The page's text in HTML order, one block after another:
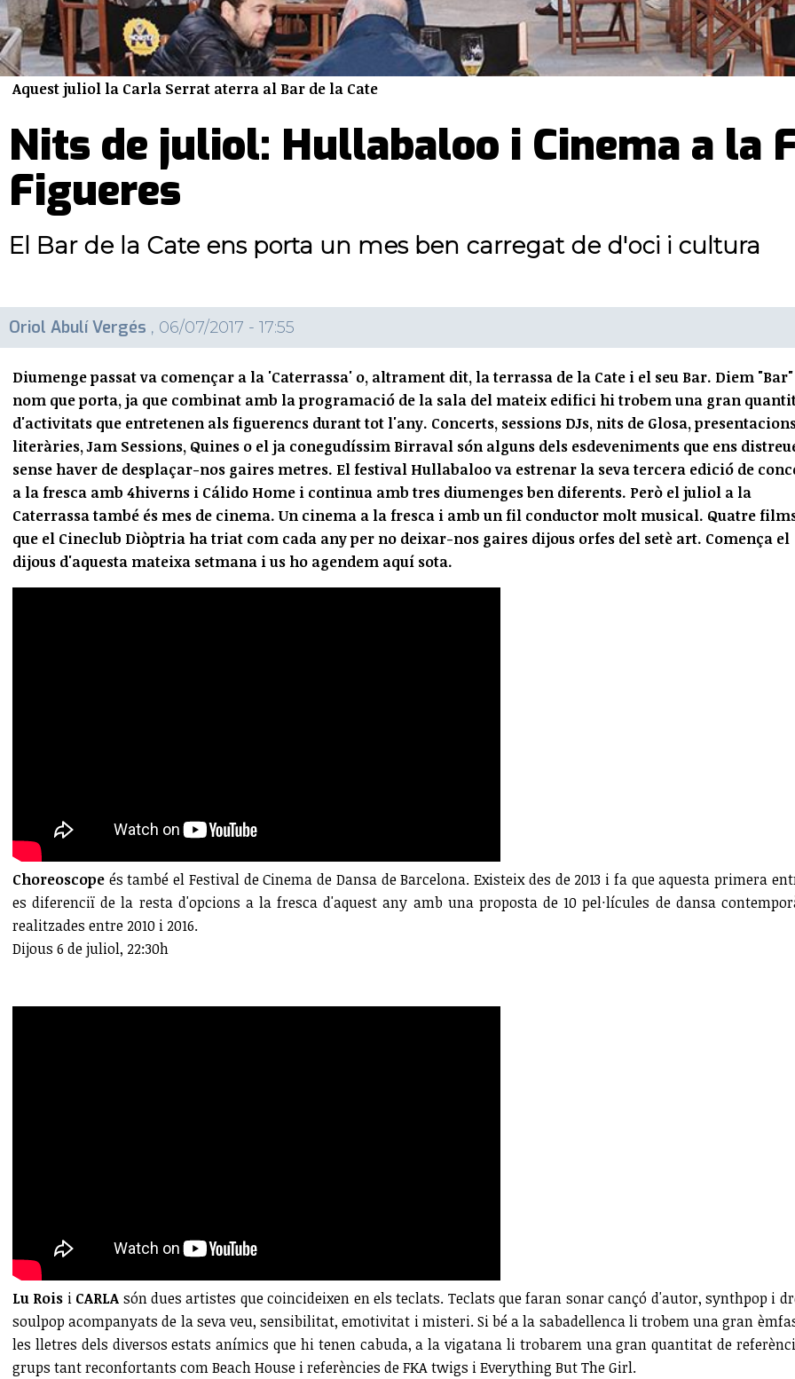
Aquest juliol la Carla Serrat aterra al Bar de la Cate
Nits de juliol: Hullabaloo i Cinema a la
Figueres
El Bar de la Cate ens porta un mes ben carregat de d'oci i cultura
Oriol Abulí Vergés , 06/07/2017 - 17:55
Diumenge passat va començar a la 'Caterrassa' o, altrament dit, la terrassa de la Cate i el seu Bar. Diem
nom que porta, ja que combinat amb la programació de la sala del mateix edifici hi trobem una gran
d'activitats que entretenen als figuerencs durant tot l'any. Concerts, sessions DJs, nits de Glosa,
literàries, Jam Sessions, Quines o el ja conegudíssim Birraval són alguns dels esdeveniments que ens
sense haver de desplaçar-nos gaires metres. El festival Hullabaloo va estrenar la seva tercera edició de
a la fresca amb 4hiverns i Cálido Home i continua amb tres diumenges ben diferents. Però el juliol a la
Caterrassa també és mes de cinema. Un cinema a la fresca i amb un fil conductor molt musical. Quatre
que el Cineclub Diòptria ha triat com cada any per no deixar-nos gaires dijous orfes del setè art. Comença el
dijous d'aquesta mateixa setmana i us ho agendem aquí sota.
Choreoscope és també el Festival de Cinema de Dansa de Barcelona. Existeix des de 2013 i fa que aquesta primera
es diferenciï de la resta d'opcions a la fresca d'aquest any amb una proposta de 10 pel·lícules de dansa
realitzades entre 2010 i 2016.
Dijous 6 de juliol, 22:30h
Lu Rois iCARLA són dues artistes que coincideixen en els teclats. Teclats que faran sonar cançó d'autor, synthpop i
soulpop acompanyats de la seva veu, sensibilitat, emotivitat i misteri. Si bé a la sabadellenca li trobem una gran
les lletres dels diversos estats anímics que hi tenen cabuda, a la vigatana li trobarem una gran quantitat de
grups tant reconfortants com Beach House i referències de FKA twigs i Everything But The Girl.